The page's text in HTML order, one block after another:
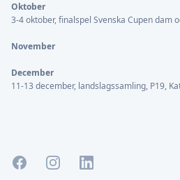
Oktober
3-4 oktober, finalspel Svenska Cupen dam
November
December
11-13 december, landslagssamling, P19,
FacebookInstagramLinkedIn